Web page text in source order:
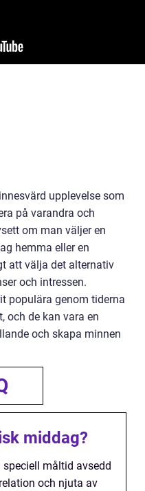
upplevelse som
på varandra och
om man väljer en
hemma eller en
att välja det alternativ
och intressen.
populära genom tiderna
och de kan vara en
och skapa minnen
middag?
måltid avsedd
och njuta av